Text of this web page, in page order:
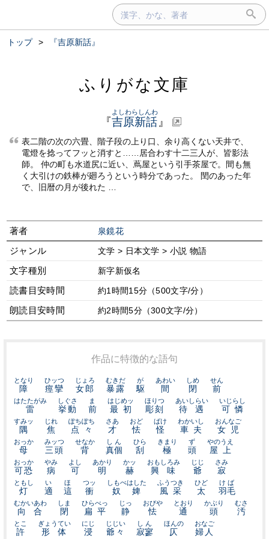
トップ > 『吉原新話』
ふりがな文庫
『吉原新話
よしわらしんわ
』
表二階の次の六畳、階子段の上り口、余り高くない天井で、
電燈を捻ってフッと消すと……居合わす十二三人が、皆影法
師。 仲の町も水道尻に近い、蔦屋という引手茶屋で。間も無
く大引けの鉄棒が廻ろうという時分であった。 閏のあった年
で、旧暦の月が後れた …
著者 泉鏡花
ジャンル 文学 > 日本文学 > 小説 物語
文字種別 新字新仮名
読書目安時間 約1時間15分（500文字/分）
朗読目安時間 約2時間5分（300文字/分）
作品に特徴的な語句
障
となり
痙攣
ひッつ
女郎
じょろ
暴露
むきだ
駆
が
間
あわい
閉
しめ
前
せん
雷
はたたがみ
挙動
しぐさ
前
ま
最初
はじめッ
彫刻
ほりつ
待遇
あいしらい
可憐
いじらし
隅
すみッ
焦
じれ
点々
ぽちぽち
才
さあ
怯
おど
怪
ばけ
車夫
わかいし
女児
おんなご
母
おっか
三頭
みッつ
背
せなか
真個
しん
刮
ひら
極
きまり
頭
ず
屋上
やのうえ
可恐
おっか
病
やみ
可
よし
明
あかり
赫
かッ
興味
おもしろみ
爺
じじ
寂
さみ
灯
ともし
適
い
這
ほ
衝
つッ
奴婢
しもべはした
風采
ふうつき
太
ひど
羽毛
けば
向合
むかいあわ
閉
しま
扁平
ひらべっ
静
じっ
怯
おびや
通
とおり
頭
かぶり
汚
むさ
許
とこ
形体
ぎょうてい
浸
にじ
爺々
じじい
寂寥
しん
仄
ほんの
婦人
おなご